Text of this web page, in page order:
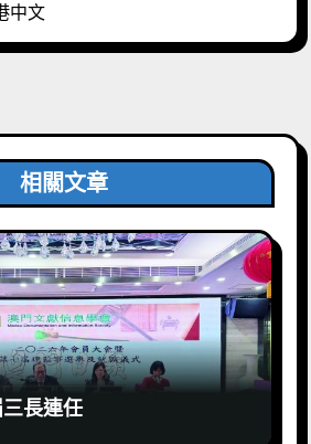
中文
相關文章
長連任